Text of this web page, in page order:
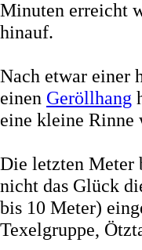
Minuten erreicht
hinauf.
Nach etwar einer
einen Geröllhang
eine kleine Rinne
Die letzten Meter
nicht das Glück
bis 10 Meter)
Texelgruppe,